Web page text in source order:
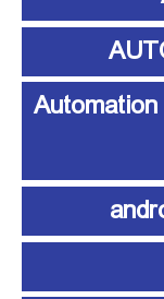
آموزش اتوماسیون صنعتی Automation